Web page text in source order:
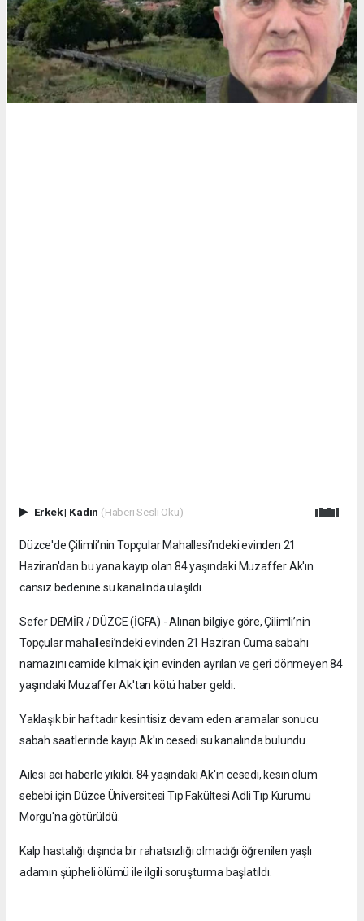
Erkek| Kadın (Haberi Sesli Oku)
Düzce'de Çilimli’nin Topçular Mahallesi’ndeki evinden 21
Haziran'dan bu yana kayıp olan 84 yaşındaki Muzaffer Ak'ın
cansız bedenine su kanalında ulaşıldı.
Sefer DEMİR / DÜZCE (İGFA) - Alınan bilgiye göre, Çilimli’nin
Topçular mahallesi’ndeki evinden 21 Haziran Cuma sabahı
namazını camide kılmak için evinden ayrılan ve geri dönmeyen 84
yaşındaki Muzaffer Ak'tan kötü haber geldi.
Yaklaşık bir haftadır kesintisiz devam eden aramalar sonucu
sabah saatlerinde kayıp Ak'ın cesedi su kanalında bulundu.
Ailesi acı haberle yıkıldı. 84 yaşındaki Ak'ın cesedi, kesin ölüm
sebebi için Düzce Üniversitesi Tıp Fakültesi Adli Tıp Kurumu
Morgu'na götürüldü.
Kalp hastalığı dışında bir rahatsızlığı olmadığı öğrenilen yaşlı
adamın şüpheli ölümü ile ilgili soruşturma başlatıldı.